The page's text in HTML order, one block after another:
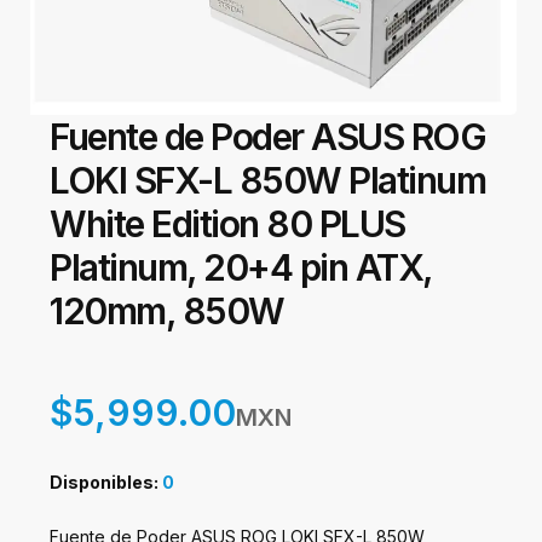
Fuente de Poder ASUS ROG
LOKI SFX-L 850W Platinum
White Edition 80 PLUS
Platinum, 20+4 pin ATX,
120mm, 850W
$5,999.00MXN
Disponibles: 0
Fuente de Poder ASUS ROG LOKI SFX-L 850W